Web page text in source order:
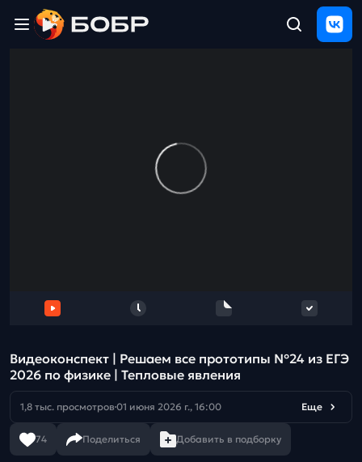
Видеоконcпект | Решаем все прототипы №24 из ЕГЭ
2026 по физике | Тепловые явления
1,8 тыс. просмотров 01 июня 2026 г., 16:00 Еще
74 Поделиться Добавить в подборку